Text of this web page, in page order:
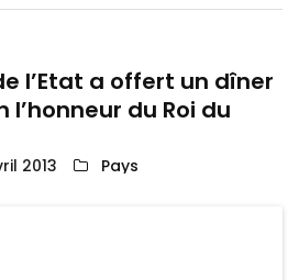
l’Etat a offert un dîner
l’honneur du Roi du
2013 Pays